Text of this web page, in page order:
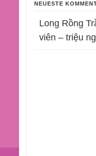
NEUESTE
Long Rồng
viên – triệu